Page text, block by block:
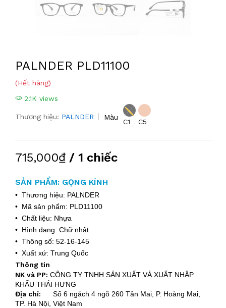
PALNDER PLD11100
(Hết hàng)
2.1K views
Thương hiệu: PALNDER Màu
C1 C5
715,000₫ / 1 chiếc
SẢN PHẨM: GỌNG KÍNH
• Thương hiệu: PALNDER
• Mã sản phẩm: PLD11100
• Chất liệu: Nhựa
• Hình dạng: Chữ nhật
• Thông số: 52-16-145
• Xuất xứ: Trung Quốc
Thông tin
NK và PP: CÔNG TY TNHH SẢN XUẤT VÀ XUẤT NHẬP
KHẨU THÁI HƯNG
Địa chỉ:
Số 6 ngách 4 ngõ 260 Tân Mai, P. Hoàng Mai,
TP. Hà Nội, Việt Nam